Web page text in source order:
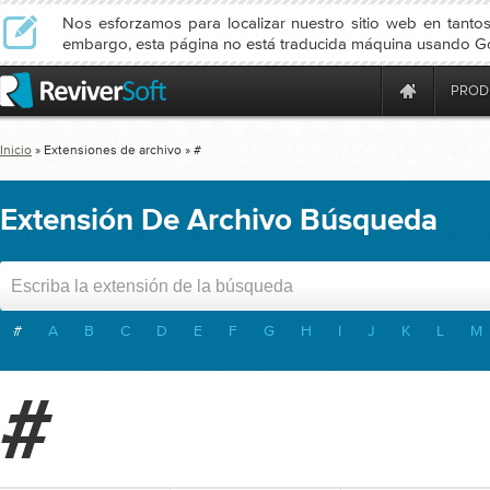
Nos esforzamos para localizar nuestro sitio web en
embargo, esta página no está traducida máquina usando
Inicio » Extensiones de archivo » #
Extensión De Archivo Búsqueda
# A B C D E F G H I J K L M
#